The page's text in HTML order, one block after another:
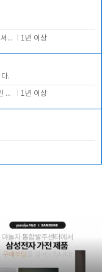
베팅.,청소<<캐셔 모셔봅니다. 1년 이상
.
주차 및 전반적인 당번업무 1년 이상